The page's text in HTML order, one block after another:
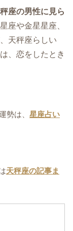
座の男性に見ら
座や金星星座、
天秤座らしい
、恋をしたとき
勢は、 星座占い
天秤座の記事ま